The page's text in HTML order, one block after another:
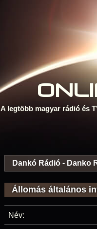
A legtöbb magyar rádió és
Dankó Rádió - Danko
Állomás általános
Név: